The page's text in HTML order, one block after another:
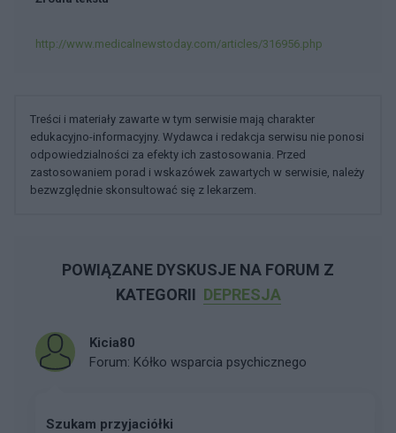
http://www.medicalnewstoday.com/articles/316956.php
Treści i materiały zawarte w tym serwisie mają charakter
edukacyjno-informacyjny. Wydawca i redakcja serwisu nie ponosi
odpowiedzialności za efekty ich zastosowania. Przed
zastosowaniem porad i wskazówek zawartych w serwisie, należy
bezwzględnie skonsultować się z lekarzem.
POWIĄZANE DYSKUSJE NA FORUM Z
KATEGORII DEPRESJA
Kicia80
Forum: Kółko wsparcia psychicznego
Szukam przyjaciółki